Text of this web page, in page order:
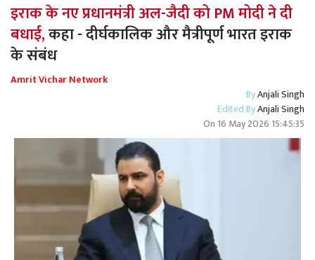
इराक के नए प्रधानमंत्री अल-जैदी को PM मोदी ने दी
बधाई,कहा - दीर्घकालिक और मैत्रीपूर्ण भारत इराक
के संबंध
Amrit Vichar Network
ByAnjali Singh
Edited ByAnjali Singh
On 16 May 2026 15:45:35